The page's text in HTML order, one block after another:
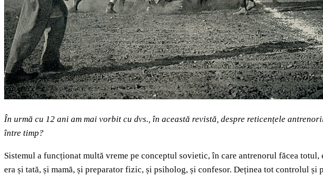
În urmă cu 12 ani am mai vorbit cu dvs., în această revistă, despre reticențele
între timp?
Sistemul a funcționat multă vreme pe conceptul sovietic, în care antrenorul făcea
era și tată, și mamă, și preparator fizic, și psiholog, și confesor. Deținea tot controlul